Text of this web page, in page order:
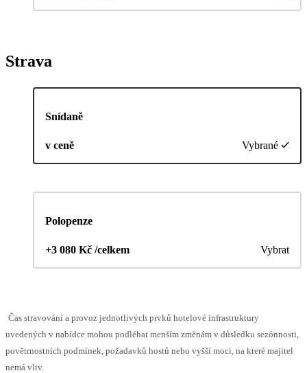
Strava
Snídaně
v ceně Vybrané
Polopenze
+3 080 Kč /celkem Vybrat
Čas stravování a provoz jednotlivých prvků hotelové infrastruktury
uvedených v nabídce mohou podléhat menším změnám v důsledku sezónnosti,
povětrnostních podmínek, požadavků hostů nebo vyšší moci, na které majitel
nemá vliv.